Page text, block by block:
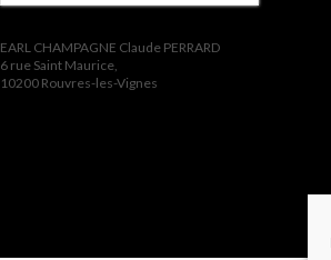
EARL CHAMPAGNE Claude PERRARD
6 rue Saint Maurice,
10200 Rouvres-les-Vignes